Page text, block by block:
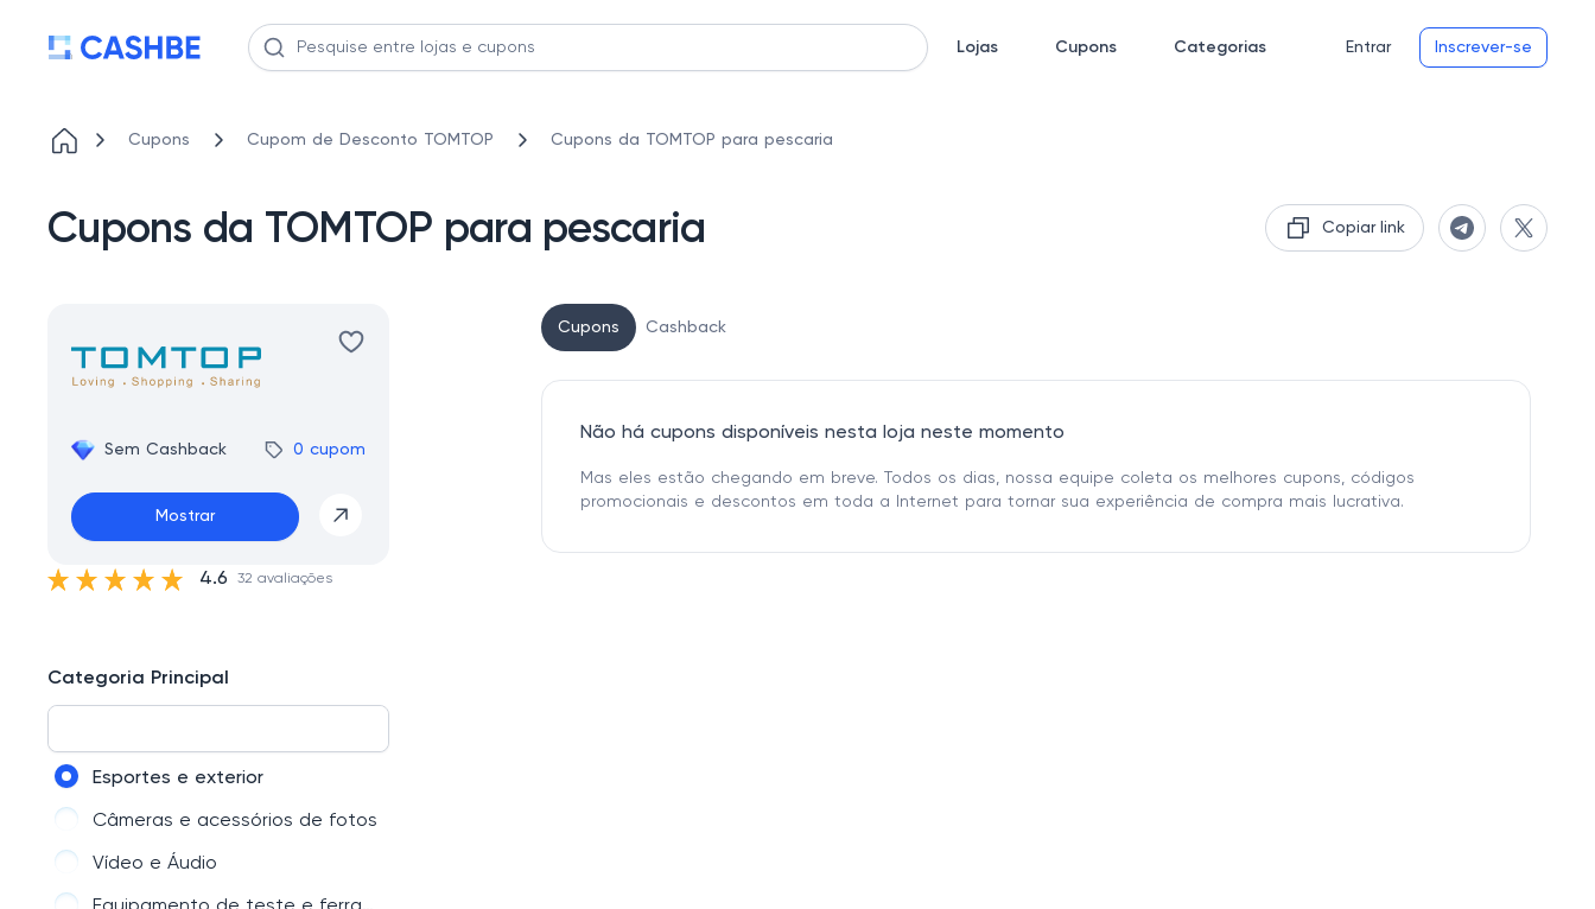
Lojas Cupons Categorias Entrar Inscrever-se
Cupons Cupom de Desconto TOMTOP Cupons da TOMTOP para pescaria
Cupons da TOMTOP para pescaria Copiar link
Sem Cashback 0 cupom
Mostrar
4.6 32 avaliações
Categoria Principal
Esportes e exterior
Câmeras e acessórios de fotos
Vídeo e Áudio
Cupons Cashback
Não há cupons disponíveis nesta loja neste momento
Mas eles estão chegando em breve. Todos os dias, nossa equipe coleta os melhores cupons, códigos
promocionais e descontos em toda a Internet para tornar sua experiência de compra mais lucrativa.